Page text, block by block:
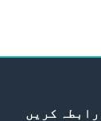
رابطہ کریں